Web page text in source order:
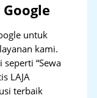
untuk
kami.
“Sewa
LAJA
terbaik